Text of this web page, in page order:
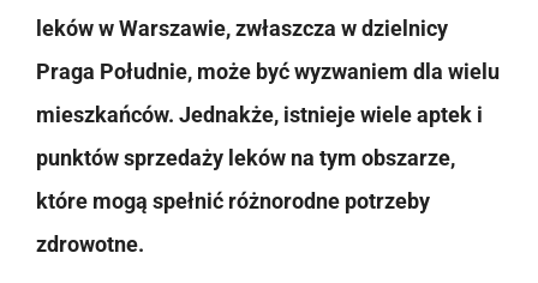
leków w Warszawie, zwłaszcza w dzielnicy
Praga Południe, może być wyzwaniem dla wielu
mieszkańców. Jednakże, istnieje wiele aptek i
punktów sprzedaży leków na tym obszarze,
które mogą spełnić różnorodne potrzeby
zdrowotne.